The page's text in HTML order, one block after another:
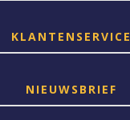
KLANTENSERVICE
NIEUWSBRIEF